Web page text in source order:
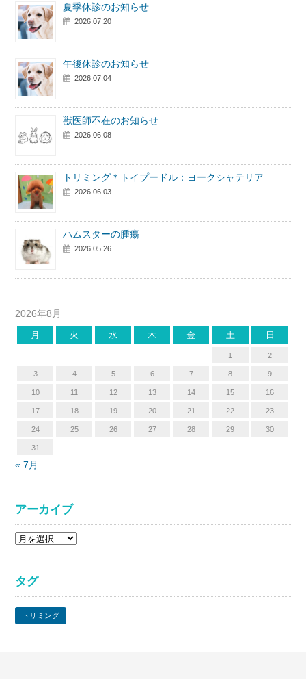
夏季休診のお知らせ
2026.07.20
午後休診のお知らせ
2026.07.04
獣医師不在のお知らせ
2026.06.08
トリミング＊トイプードル：ヨークシャテリア
2026.06.03
ハムスターの腫瘍
2026.05.26
2026年8月
月 火 水 木 金 土 日
1 2
3 4 5 6 7 8 9
10 11 12 13 14 15 16
17 18 19 20 21 22 23
24 25 26 27 28 29 30
31
« 7月
アーカイブ
ア
イ
タグ
トリミング